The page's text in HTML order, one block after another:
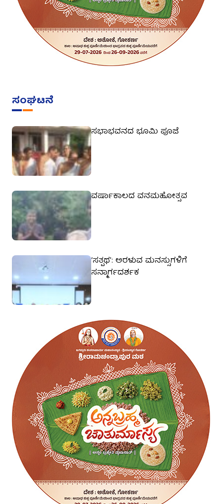
ಸಂಘಟನೆ
ಸಭಾಭವನದ ಭೂಮಿ ಪೂಜೆ
ವರ್ಷಾಕಾಲದ ವನಮಹೋತ್ಸವ
‘ಸತ್ಪಥ’: ಅರಳುವ ಮನಸ್ಸುಗಳಿಗೆ
ಸನ್ಮಾರ್ಗದರ್ಶಕ